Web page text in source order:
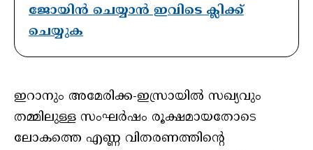
ജോയിൻ ചെയ്യാൻ ഇവിടെ ക്ലിക്ക്
ചെയ്യുക
ഇറാനും അമേരിക്ക-ഇസ്രായിൽ സഖ്യവും
തമ്മിലുള്ള സംഘർഷം രൂക്ഷമായതോടെ
ലോകത്തെ എണ്ണ വിതരണത്തിന്റെ